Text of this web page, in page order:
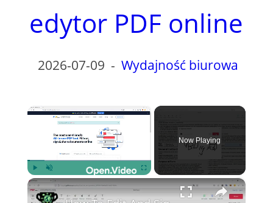
edytor PDF online
2026-07-09 - Wydajność biurowa
×
Play Unmute Fullscreen
Now Playing
×